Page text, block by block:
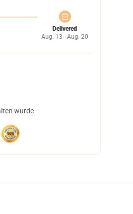
Delivered
Aug. 13 - Aug. 20
wurde